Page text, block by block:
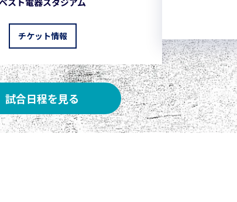
チケット情報
試合日程を見る